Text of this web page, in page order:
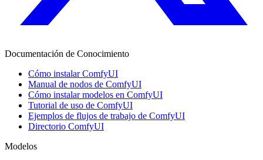
Documentación de Conocimiento
Cómo instalar ComfyUI
Manual de nodos de ComfyUI
Cómo instalar modelos en ComfyUI
Tutorial de uso de ComfyUI
Ejemplos de flujos de trabajo de ComfyUI
Directorio ComfyUI
Modelos